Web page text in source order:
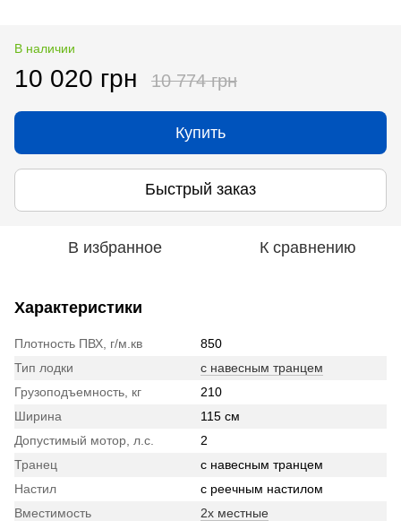
В наличии
10 020 грн 10 774 грн
Купить
Быстрый заказ
В избранное К сравнению
Характеристики
Плотность ПВХ, г/м.кв
850
Тип лодки
с навесным транцем
Грузоподъемность, кг
210
Ширина
115 см
Допустимый мотор, л.с.
2
Транец
с навесным транцем
Настил
с реечным настилом
Вместимость
2х местные